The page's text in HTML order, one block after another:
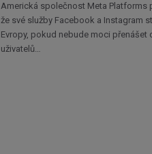
Americká společnost Meta Platforms
že své služby Facebook a Instagram
Evropy, pokud nebude moci přenášet
uživatelů…